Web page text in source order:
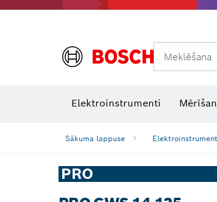
Meklēšana
Elektroinstrumenti
Sākuma lappuse
PRO